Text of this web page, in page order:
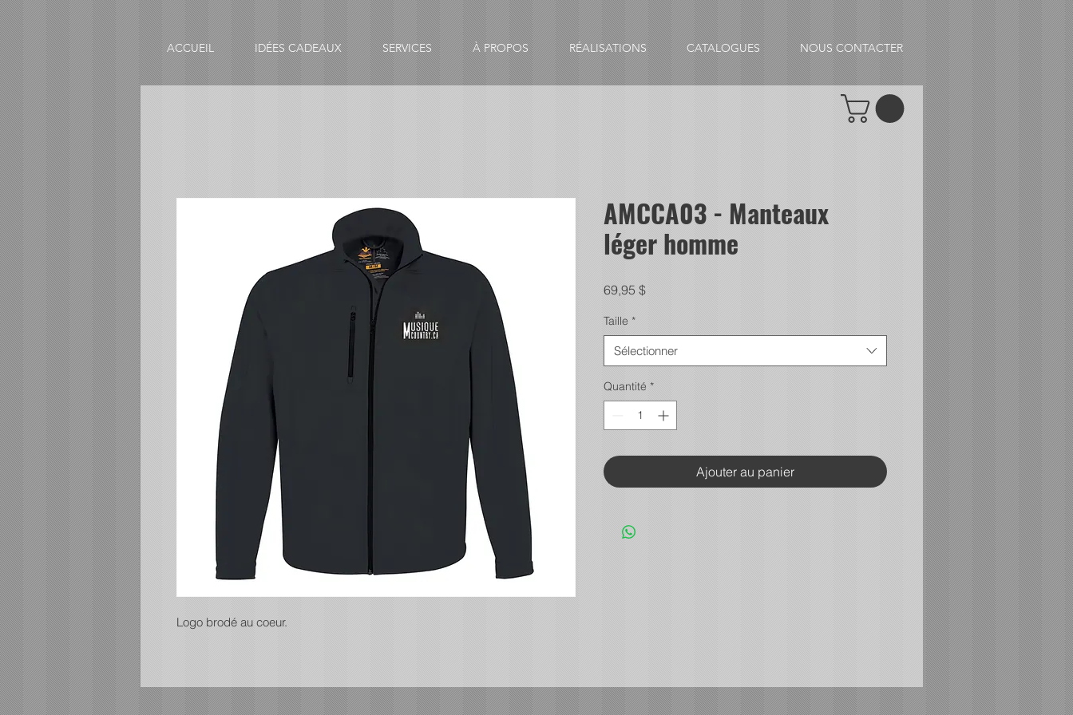
ACCUEIL IDÉES CADEAUX SERVICES À PROPOS RÉALISATIONS CATALOGUES NOUS CONTACTER
Logo brodé au coeur.
AMCCA03 - Manteaux
léger homme
69,95 $Prix
Taille *
Sélectionner
Quantité *
Ajouter au panier